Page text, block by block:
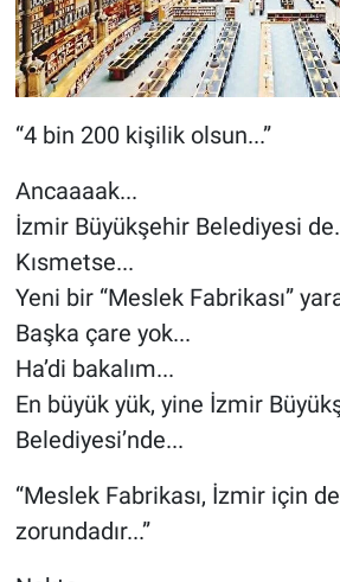
“4 bin 200 kişilik olsun...”
Ancaaaak...
İzmir Büyükşehir Belediyesi
Kısmetse...
Yeni bir “Meslek Fabrikası”
Başka çare yok...
Ha’di bakalım...
En büyük yük, yine İzmir
Belediyesi’nde...
“Meslek Fabrikası, İzmir için
zorundadır...”